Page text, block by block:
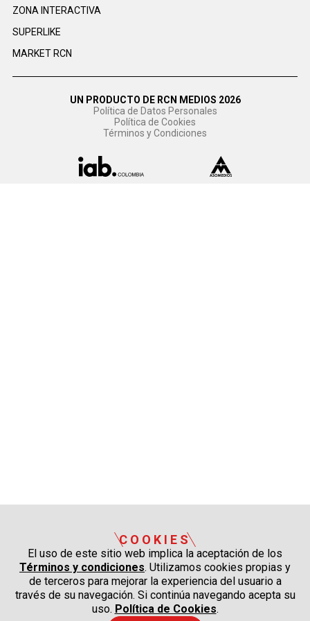
ZONA INTERACTIVA
SUPERLIKE
MARKET RCN
UN PRODUCTO DE RCN MEDIOS 2026
Política de Datos Personales
Política de Cookies
Términos y Condiciones
COOKIES
El uso de este sitio web implica la aceptación de los
Términos y condiciones. Utilizamos cookies propias y
de terceros para mejorar la experiencia del usuario a
través de su navegación. Si continúa navegando acepta su
uso. Política de Cookies.